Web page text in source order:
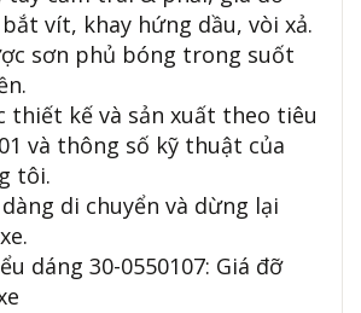
vít, khay hứng dầu, vòi xả.
sơn phủ bóng trong suốt
thiết kế và sản xuất theo tiêu
và thông số kỹ thuật của
tôi.
di chuyển và dừng lại
dáng 30-0550107: Giá đỡ